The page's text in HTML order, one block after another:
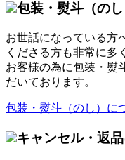
包装・熨斗（の
お世話になっている方
くださる方も非常に多
お客様の為に包装・熨
だいております。
包装・熨斗（のし）
キャンセル・返